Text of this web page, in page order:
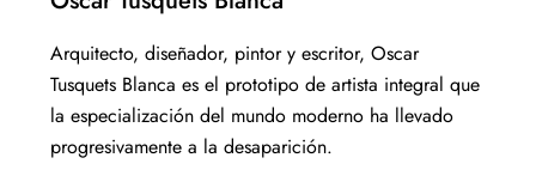
Arquitecto, diseñador, pintor y escritor, Oscar
Tusquets Blanca es el prototipo de artista integral que
la especialización del mundo moderno ha llevado
progresivamente a la desaparición.